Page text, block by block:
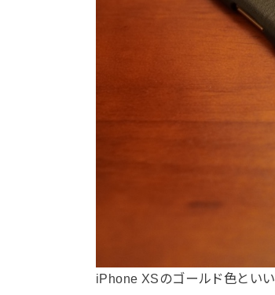
iPhone XSのゴールド色とい